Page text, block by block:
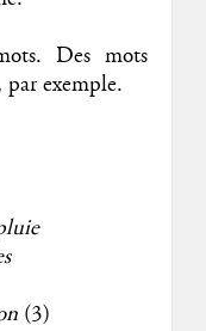
Des mots
exemple.
(3)